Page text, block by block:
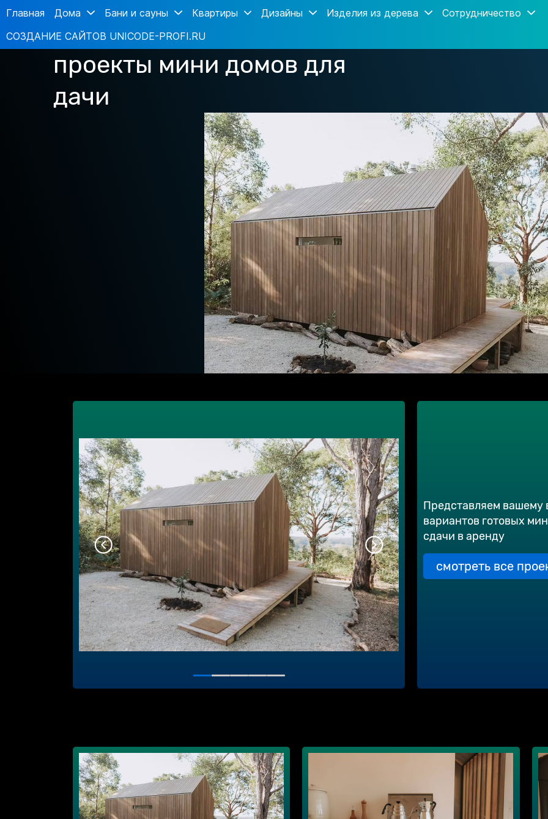
Главная Дома Бани и сауны Квартиры Дизайны Изделия из дерева
Сотрудничество
СОЗДАНИЕ САЙТОВ UNICODE-PROFI.RU
проекты мини домов для
дачи
Проекты мини домов и мини коттеджей для
сдачи в аренду
смотреть ВСЕ ПРОЕКТЫ
Представляем
вариантов готовых
сдачи в аренду
смотреть все